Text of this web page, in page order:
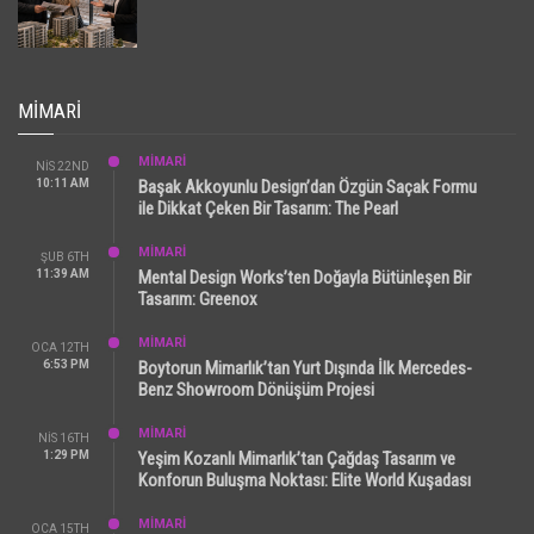
MIMARI
NIS 22ND
10:11 AM
MİMARİ
Başak Akkoyunlu Design’dan Özgün Saçak Formu
ile Dikkat Çeken Bir Tasarım: The Pearl
ŞUB 6TH
11:39 AM
MİMARİ
Mental Design Works’ten Doğayla Bütünleşen Bir
Tasarım: Greenox
OCA 12TH
6:53 PM
MİMARİ
Boytorun Mimarlık’tan Yurt Dışında İlk Mercedes-
Benz Showroom Dönüşüm Projesi
NIS 16TH
1:29 PM
MİMARİ
Yeşim Kozanlı Mimarlık’tan Çağdaş Tasarım ve
Konforun Buluşma Noktası: Elite World Kuşadası
OCA 15TH MİMARİ